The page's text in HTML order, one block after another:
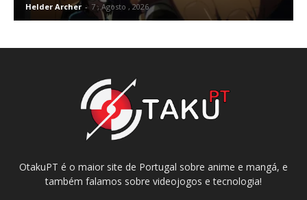
Helder Archer - 7 , Agosto , 2026
OtakuPT é o maior site de Portugal sobre anime e mangá, e
também falamos sobre videojogos e tecnologia!